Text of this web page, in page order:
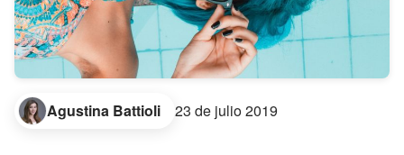
Agustina Battioli 23 de julio 2019